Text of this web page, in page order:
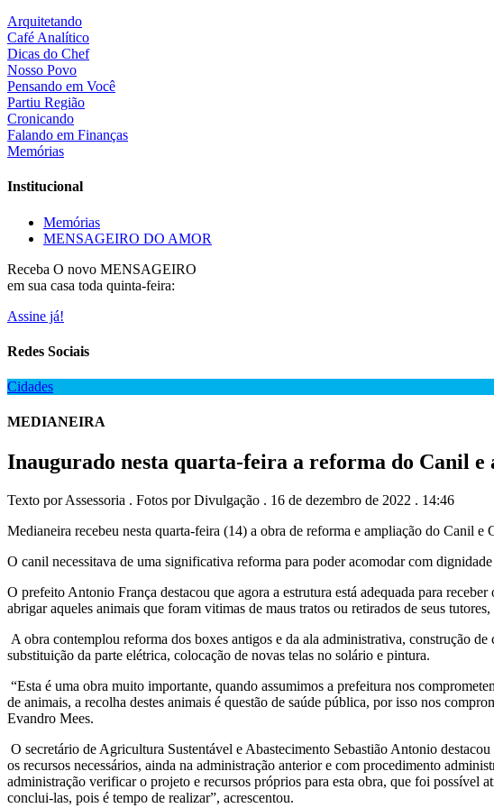
Arquitetando
Café Analítico
Dicas do Chef
Nosso Povo
Pensando em Você
Partiu Região
Cronicando
Falando em Finanças
Memórias
Institucional
Memórias
MENSAGEIRO DO AMOR
Receba O novo MENSAGEIRO
em sua casa toda quinta-feira:
Assine já!
Redes Sociais
Cidades
MEDIANEIRA
Inaugurado nesta quarta-feira a reforma do Canil
Texto por Assessoria . Fotos por Divulgação . 16 de dezembro de 2022 . 14:46
Medianeira recebeu nesta quarta-feira (14) a obra de reforma e ampliação do Canil e
O canil necessitava de uma significativa reforma para poder acomodar com
O prefeito Antonio França destacou que agora a estrutura está adequada para
abrigar aqueles animais que foram vitimas de maus tratos ou retirados de seus
A obra contemplou reforma dos boxes antigos e da ala administrativa, construção
substituição da parte elétrica, colocação de novas telas no solário e pintura.
“Esta é uma obra muito importante, quando assumimos a prefeitura nos
de animais, a recolha destes animais é questão de saúde pública, por isso nos
Evandro Mees.
O secretário de Agricultura Sustentável e Abastecimento Sebastião Antonio
os recursos necessários, ainda na administração anterior e com procedimento
administração verificar o projeto e recursos próprios para esta obra, que foi possível
conclui-las, pois é tempo de realizar”, acrescentou.